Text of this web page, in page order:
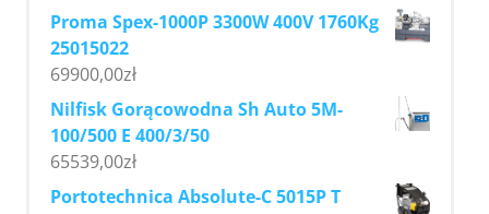
Proma Spex-1000P 3300W 400V 1760Kg
25015022
69900,00zł
Nilfisk Gorącowodna Sh Auto 5M-
100/500 E 400/3/50
65539,00zł
Portotechnica Absolute-C 5015P T